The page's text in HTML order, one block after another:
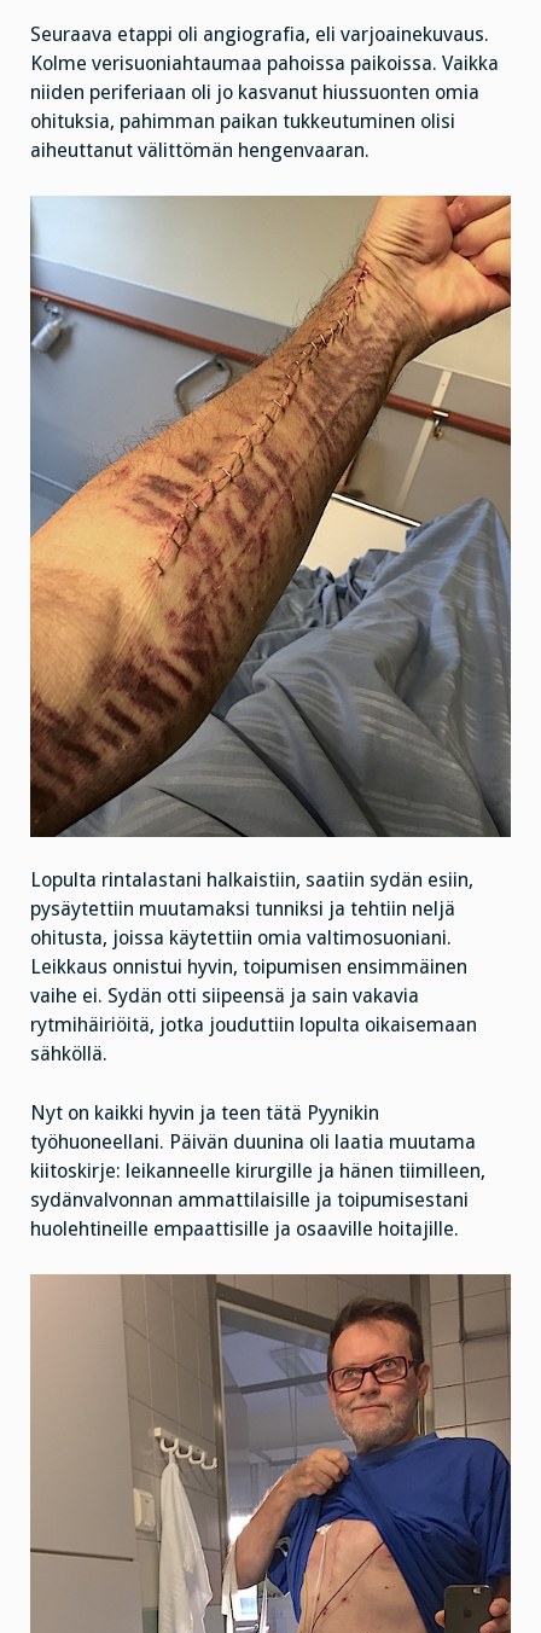
Seuraava etappi oli angiografia, eli varjoainekuvaus.
Kolme verisuoniahtaumaa pahoissa paikoissa. Vaikka
niiden periferiaan oli jo kasvanut hiussuonten omia
ohituksia, pahimman paikan tukkeutuminen olisi
aiheuttanut välittömän hengenvaaran.
Lopulta rintalastani halkaistiin, saatiin sydän esiin,
pysäytettiin muutamaksi tunniksi ja tehtiin neljä
ohitusta, joissa käytettiin omia valtimosuoniani.
Leikkaus onnistui hyvin, toipumisen ensimmäinen
vaihe ei. Sydän otti siipeensä ja sain vakavia
rytmihäiriöitä, jotka jouduttiin lopulta oikaisemaan
sähköllä.
Nyt on kaikki hyvin ja teen tätä Pyynikin
työhuoneellani. Päivän duunina oli laatia muutama
kiitoskirje: leikanneelle kirurgille ja hänen tiimilleen,
sydänvalvonnan ammattilaisille ja toipumisestani
huolehtineille empaattisille ja osaaville hoitajille.